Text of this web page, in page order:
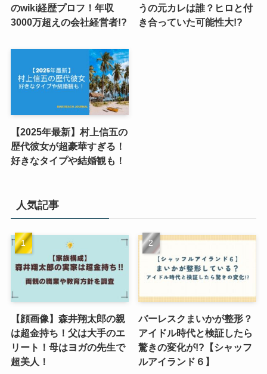
のwiki経歴プロフ！年収
3000万超えの会社経営者!?
うの元カレは誰？ヒロと付
き合っていた可能性大!?
【2025年最新】村上信五の
歴代彼女が超豪華すぎる！
好きなタイプや結婚観も！
人気記事
【顔画像】森井翔太郎の親
は超金持ち！父は大手のエ
リート！母はヨガの先生で
超美人！
バーレスクまいかが整形？
アイドル時代と検証したら
驚きの変化が!?【シャッフ
ルアイランド６】